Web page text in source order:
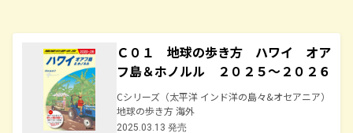
Ｃ０１ 地球の歩き方 ハワイ オア
フ島＆ホノルル ２０２５～２０２６
Cシリーズ（太平洋 インド洋の島々&オセアニア）
地球の歩き方 海外
2025.03.13 発売